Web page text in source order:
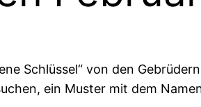
Schlüssel“ von den
ein Muster mit dem